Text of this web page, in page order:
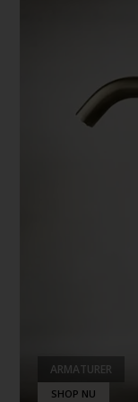
ARMATURER
SHOP NU